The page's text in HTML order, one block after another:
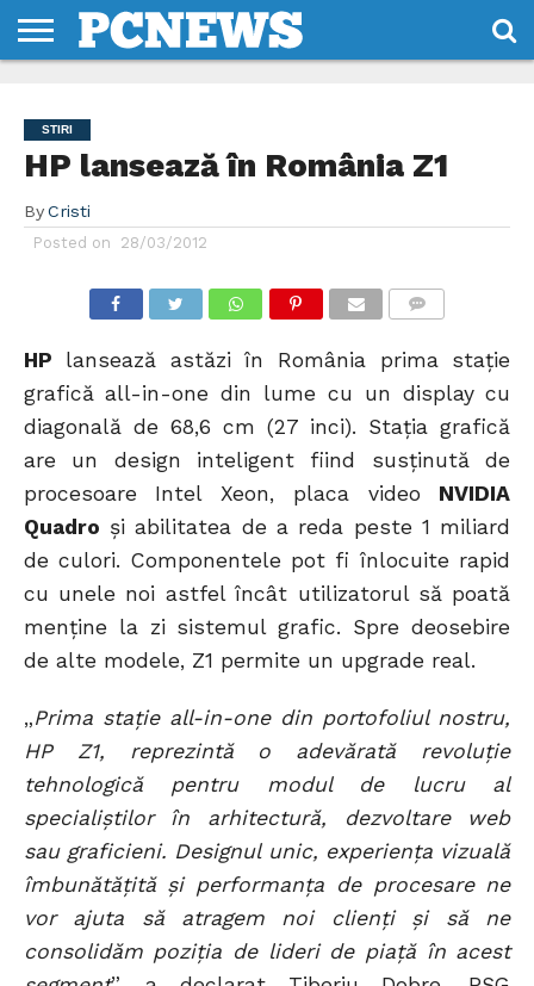
NOI
SI
CONDITII
STIRI
HP lansează în România Z1
By Cristi
Posted on 28/03/2012
HP lansează astăzi în România prima staţie
grafică all-in-one din lume cu un display cu
diagonală de 68,6 cm (27 inci). Stația grafică
are un design inteligent fiind susținută de
procesoare Intel Xeon, placa video NVIDIA
Quadro şi abilitatea de a reda peste 1 miliard
de culori. Componentele pot fi înlocuite rapid
cu unele noi astfel încât utilizatorul să poată
menține la zi sistemul grafic. Spre deosebire
de alte modele, Z1 permite un upgrade real.
„Prima staţie all-in-one din portofoliul nostru,
HP Z1, reprezintă o adevărată revoluţie
tehnologică pentru modul de lucru al
specialiştilor în arhitectură, dezvoltare web
sau graficieni. Designul unic, experienţa vizuală
îmbunătăţită şi performanţa de procesare ne
vor ajuta să atragem noi clienţi şi să ne
consolidăm poziţia de lideri de piaţă în acest